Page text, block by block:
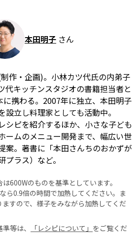
本田明子 さん
作・企画)。小林カツ代氏の内弟子
代キッチンスタジオの書籍担当者と
に携わる。2007年に独立、本田明子
設立し料理家としても活動中。
シピを紹介するほか、小さな子ども
ームのメニュー開発まで、幅広い世
案。著書に「本田さんちのおかずが
ラス）など。
600Wのものを基準としています。
ら0.9倍の時間で加熱してください。ま
すので、様子をみながら加熱してくだ
等は、
「レシピについて」 をご覧くだ